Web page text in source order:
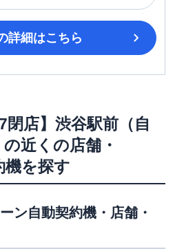
詳細はこちら
閉店】渋谷駅前（自
の近くの店舗・
機を探す
ン自動契約機・店舗・